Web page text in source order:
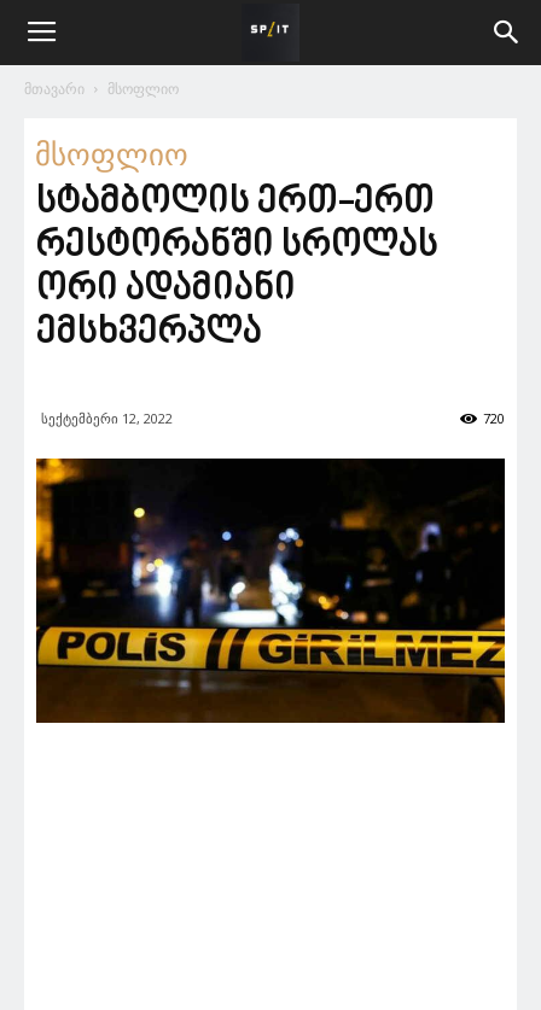
მთავარი მსოფლიო
მსოფლიო
სტამბოლის ერთ-ერთ
რესტორანში სროლას
ორი ადამიანი
ემსხვერპლა
სექტემბერი 12, 2022 720